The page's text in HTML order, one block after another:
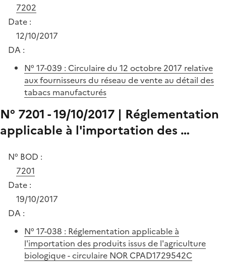
7202
Date :
12/10/2017
DA :
N° 17-039 : Circulaire du 12 octobre 2017 relative
aux fournisseurs du réseau de vente au détail des
tabacs manufacturés
N° 7201 - 19/10/2017 | Réglementation
applicable à l'importation des …
N° BOD :
7201
Date :
19/10/2017
DA :
N° 17-038 : Réglementation applicable à
l'importation des produits issus de l'agriculture
biologique - circulaire NOR CPAD1729542C